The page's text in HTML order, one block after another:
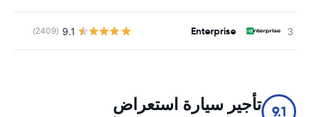
Enterprise
9.1
(2409)
9.1 تأجير سيارة استعراض